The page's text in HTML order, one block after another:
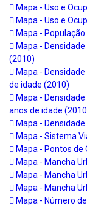
Mapa - Uso e
Mapa - Uso e
Mapa - População
Mapa -
(2010)
Mapa -
de idade (2010)
Mapa -
anos de idade
Mapa -
Mapa - Sistema
Mapa - Pontos de
Mapa - Mancha
Mapa - Mancha
Mapa - Mancha
Mapa - Número